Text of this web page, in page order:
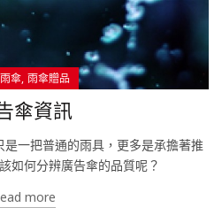
傘 雨傘贈品
傘資訊
一把普通的雨具，更多是承擔著推
如何分辨廣告傘的品質呢？
more